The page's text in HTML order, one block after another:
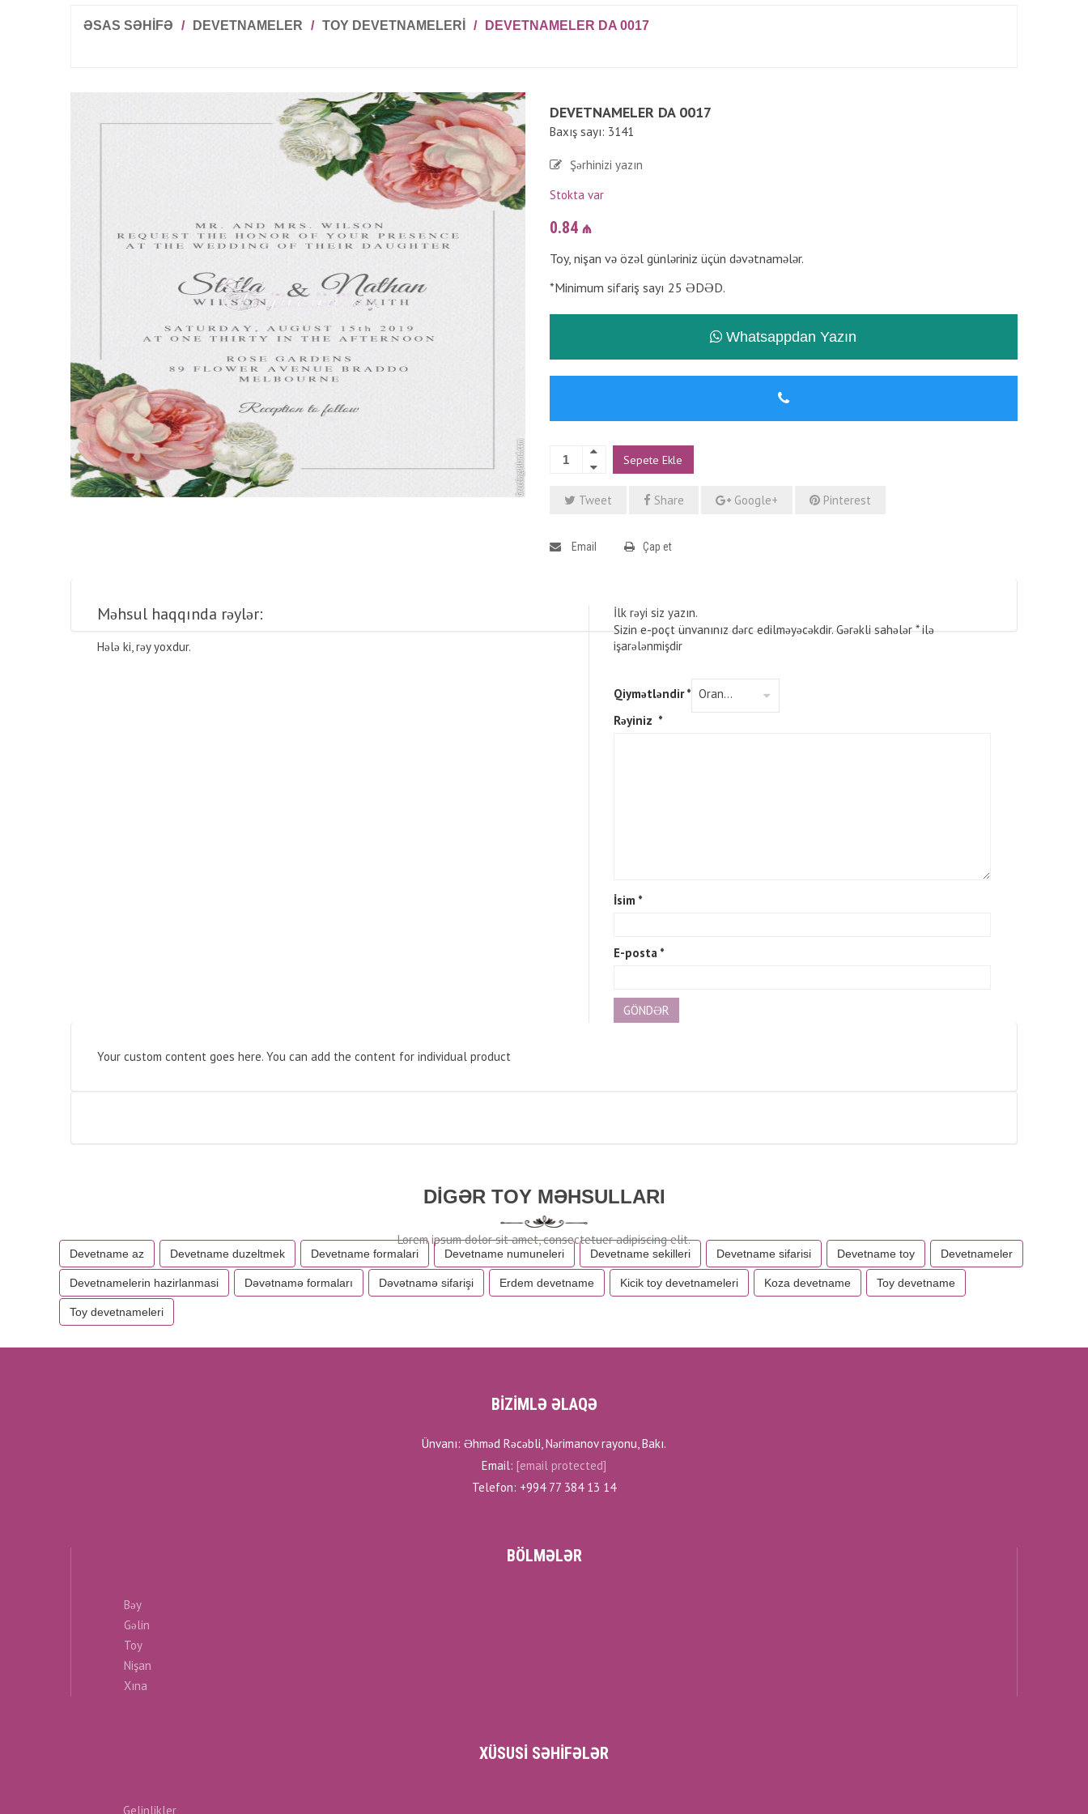
ƏSAS SƏHİFƏ / DEVETNAMELER / TOY DEVETNAMELERI / DEVETNAMELER DA 0017
DEVETNAMELER DA 0017
Baxış sayı: 3141
Şərhinizi yazın
Stokta var
0.84 ₼
Toy, nişan və özəl günləriniz üçün dəvətnamələr.
*Minimum sifariş sayı 25 ƏDƏD.
Whatsappdan Yazın
Sepete Ekle
Tweet Share Google+ Pinterest
Email Çap et
Məhsul haqqında rəylər:
Hələ ki, rəy yoxdur.
İlk rəyi siz yazın.
Sizin e-poçt ünvanınız dərc edilməyəcəkdir. Gərəkli sahələr*ilə
işarələnmişdir
Qiymətləndir*
Rəyiniz *
İsim *
E-posta *
Your custom content goes here. You can add the content for individual product
DIGƏR TOY MƏHSULLARI
Devetname az Devetname duzeltmek Devetname formalari Devetname numuneleri Devetname sekilleri Devetname sifarisi Devetname toy Devetnameler
Devetnamelerin hazirlanmasi Dəvətnamə formaları Dəvətnamə sifarişi Erdem devetname Kicik toy devetnameleri Koza devetname Toy devetname
Toy devetnameleri
BİZİMLƏ ƏLAQƏ
Ünvanı: Əhməd Rəcəbli, Nərimanov rayonu, Bakı.
Email: [email protected]
Telefon: +994 77 384 13 14
BÖLMƏLƏR
Bəy
Gəlin
Toy
Nişan
Xına
XÜSUSI SƏHIFƏLƏR
Gelinlikler